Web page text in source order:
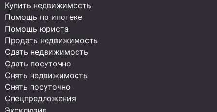
Купить недвижимость
Помощь по ипотеке
Помощь юриста
Продать недвижимость
Сдать недвижимость
Сдать посуточно
Снять недвижимость
Снять посуточно
Спецпредложения
Эксклюзив